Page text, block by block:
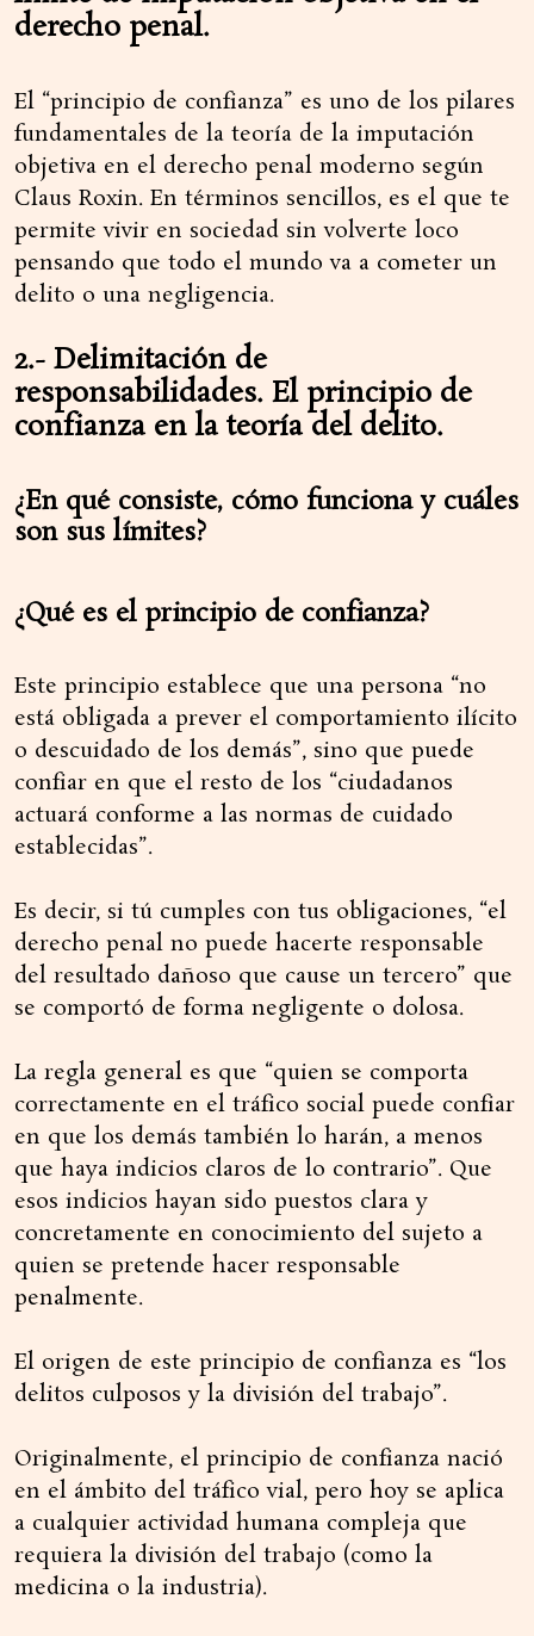
derecho penal.
El “principio de confianza” es uno de los pilares
fundamentales de la teoría de la imputación
objetiva en el derecho penal moderno según
Claus Roxin. En términos sencillos, es el que te
permite vivir en sociedad sin volverte loco
pensando que todo el mundo va a cometer un
delito o una negligencia.
2.- Delimitación de
responsabilidades. El principio de
confianza en la teoría del delito.
¿En qué consiste, cómo funciona y cuáles
son sus límites?
¿Qué es el principio de confianza?
Este principio establece que una persona “no
está obligada a prever el comportamiento ilícito
o descuidado de los demás”, sino que puede
confiar en que el resto de los “ciudadanos
actuará conforme a las normas de cuidado
establecidas”.
Es decir, si tú cumples con tus obligaciones, “el
derecho penal no puede hacerte responsable
del resultado dañoso que cause un tercero” que
se comportó de forma negligente o dolosa.
La regla general es que “quien se comporta
correctamente en el tráfico social puede confiar
en que los demás también lo harán, a menos
que haya indicios claros de lo contrario”. Que
esos indicios hayan sido puestos clara y
concretamente en conocimiento del sujeto a
quien se pretende hacer responsable
penalmente.
El origen de este principio de confianza es “los
delitos culposos y la división del trabajo”.
Originalmente, el principio de confianza nació
en el ámbito del tráfico vial, pero hoy se aplica
a cualquier actividad humana compleja que
requiera la división del trabajo (como la
medicina o la industria).